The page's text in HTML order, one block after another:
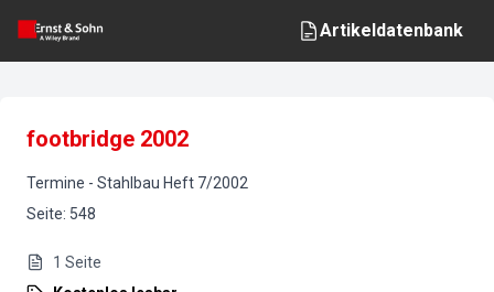
Artikeldatenbank
footbridge 2002
Termine - Stahlbau Heft 7/2002
Seite: 548
1 Seite